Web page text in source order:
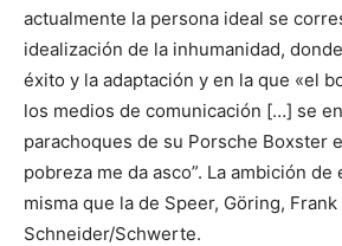
actualmente la persona ideal se
idealización de la inhumanidad,
éxito y la adaptación y en la que «el
los medios de comunicación […] se
parachoques de su Porsche Boxster
pobreza me da asco”. La ambición
misma que la de Speer, Göring, Frank
Schneider/Schwerte.